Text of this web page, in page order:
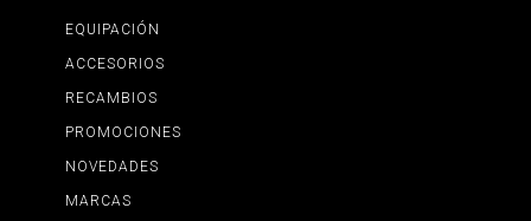
EQUIPACIÓN
ACCESORIOS
RECAMBIOS
PROMOCIONES
NOVEDADES
MARCAS